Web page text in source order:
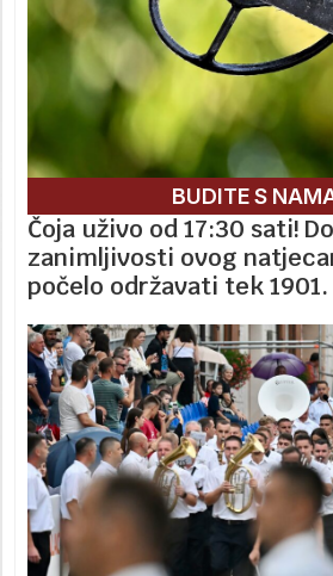
BUDITE S
Čoja uživo od 17:30 sati!
zanimljivosti ovog
počelo održavati tek